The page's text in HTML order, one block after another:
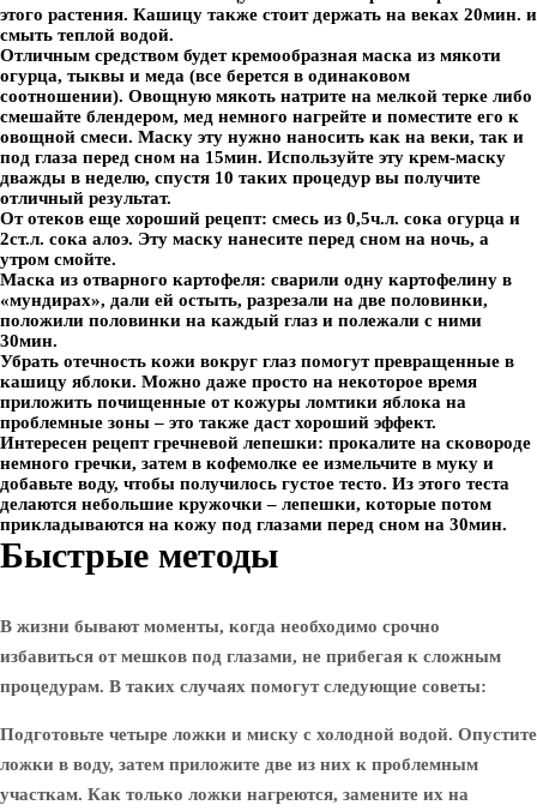
этого растения. Кашицу также стоит держать на веках 20мин. и
смыть теплой водой.
Отличным средством будет кремообразная маска из мякоти
огурца, тыквы и меда (все берется в одинаковом
соотношении). Овощную мякоть натрите на мелкой терке либо
смешайте блендером, мед немного нагрейте и поместите его к
овощной смеси. Маску эту нужно наносить как на веки, так и
под глаза перед сном на 15мин. Используйте эту крем-маску
дважды в неделю, спустя 10 таких процедур вы получите
отличный результат.
От отеков еще хороший рецепт: смесь из 0,5ч.л. сока огурца и
2ст.л. сока алоэ. Эту маску нанесите перед сном на ночь, а
утром смойте.
Маска из отварного картофеля: сварили одну картофелину в
«мундирах», дали ей остыть, разрезали на две половинки,
положили половинки на каждый глаз и полежали с ними
30мин.
Убрать отечность кожи вокруг глаз помогут превращенные в
кашицу яблоки. Можно даже просто на некоторое время
приложить почищенные от кожуры ломтики яблока на
проблемные зоны – это также даст хороший эффект.
Интересен рецепт гречневой лепешки: прокалите на сковороде
немного гречки, затем в кофемолке ее измельчите в муку и
добавьте воду, чтобы получилось густое тесто. Из этого теста
делаются небольшие кружочки – лепешки, которые потом
прикладываются на кожу под глазами перед сном на 30мин.
Быстрые методы
В жизни бывают моменты, когда необходимо срочно
избавиться от мешков под глазами, не прибегая к сложным
процедурам. В таких случаях помогут следующие советы:
Подготовьте четыре ложки и миску с холодной водой. Опустите
ложки в воду, затем приложите две из них к проблемным
участкам. Как только ложки нагреются, замените их на